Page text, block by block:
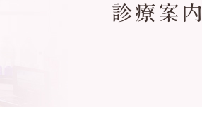
診療案内